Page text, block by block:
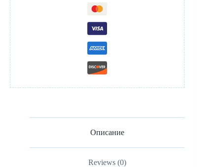
Описание
Reviews (0)